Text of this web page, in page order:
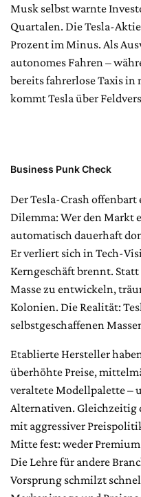
Musk selbst warnte
Quartalen. Die Tesla-
Prozent im Minus. Als
autonomes Fahren –
bereits fahrerlose Taxis in
kommt Tesla über
Business Punk Check
Der Tesla-Crash offenbart
Dilemma: Wer den Markt
automatisch dauerhaft
Er verliert sich in Tech-
Kerngeschäft brennt.
Masse zu entwickeln,
Kolonien. Die Realität:
selbstgeschaffenen
Etablierte Hersteller
überhöhte Preise,
veraltete Modellpalette –
Alternativen. Gleichzeitig
mit aggressiver
Mitte fest: weder
Die Lehre für andere
Vorsprung schmilzt